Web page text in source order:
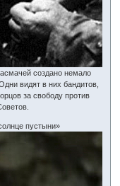
создано немало
видят в них бандитов,
за свободу против
пустыни»